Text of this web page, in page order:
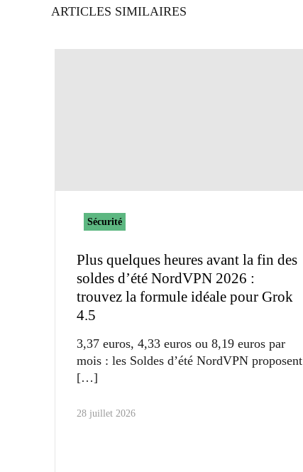
ARTICLES SIMILAIRES
Sécurité
Plus quelques heures avant la fin des
soldes d’été NordVPN 2026 :
trouvez la formule idéale pour Grok
4.5
3,37 euros, 4,33 euros ou 8,19 euros par
mois : les Soldes d’été NordVPN proposent
28 juillet 2026